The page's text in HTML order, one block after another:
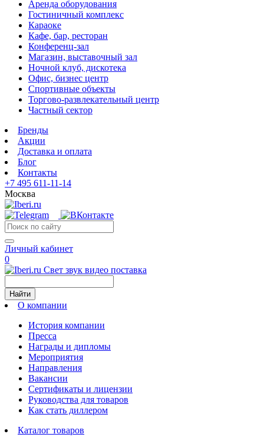
Аренда оборудования
Гостиничный комплекс
Караоке
Кафе, бар, ресторан
Конференц-зал
Магазин, выставочный зал
Ночной клуб, дискотека
Офис, бизнес центр
Спортивные объекты
Торгово-развлекательный центр
Частный сектор
Бренды
Акции
Доставка и оплата
Блог
Контакты
+7 495 611-11-14
Москва
Личный кабинет
0
Свет звук видео поставка
Найти
О компании
История компании
Пресса
Награды и дипломы
Мероприятия
Направления
Вакансии
Сертификаты и лицензии
Руководства для товаров
Как стать диллером
Каталог товаров